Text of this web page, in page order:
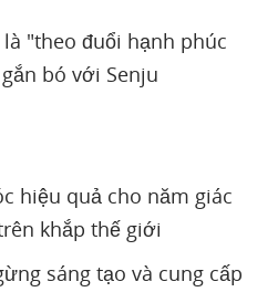
"theo đuổi hạnh phúc
bó với Senju
hiệu quả cho năm giác
khắp thế giới
sáng tạo và cung cấp